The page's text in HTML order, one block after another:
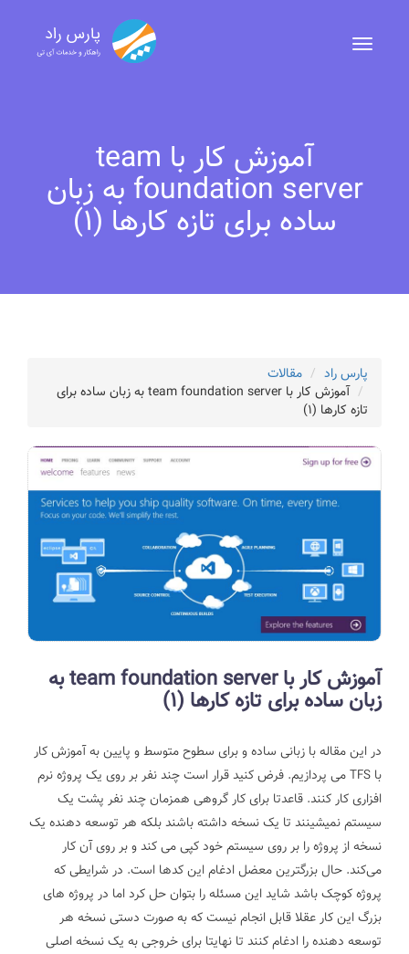
آموزش کار با team
foundation server به زبان
ساده برای تازه کارها (1)
پارس راد
مقالات
آموزش کار با team foundation server به زبان ساده برای
تازه کارها (1)
آموزش کار با team foundation server به
زبان ساده برای تازه کارها (1)
در این مقاله با زبانی ساده و برای سطوح متوسط و پایین به آموزش کار
با TFS می پردازیم.
فرض کنید قرار است چند نفر بر روی یک پروژه نرم
افزاری کار کنند. قاعدتا برای کار گروهی همزمان چند نفر پشت یک
سیستم نمیشینند تا یک نسخه داشته باشند بلکه هر توسعه دهنده یک
نسخه از پروژه را بر روی سیستم خود کپی می کند و بر روی آن کار
می‌کند. حال بزرگترین معضل ادغام این کدها است. در شرایطی که
پروژه کوچک باشد شاید این مسئله را بتوان حل کرد اما در پروژه های
بزرگ این کار عقلا قابل انجام نیست که به صورت دستی نسخه هر
توسعه دهنده را ادغام کنند تا نهایتا برای خروجی به یک نسخه اصلی